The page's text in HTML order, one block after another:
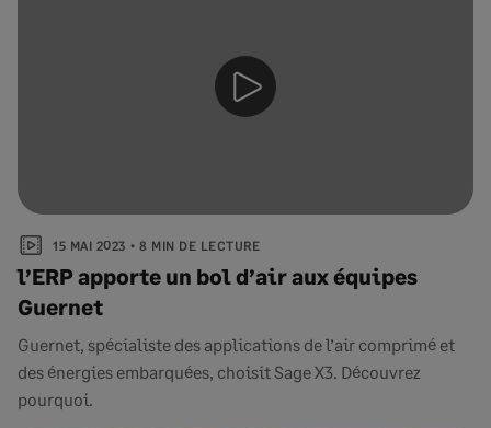
15 MAI 2023 8 MIN DE LECTURE
l’ERP apporte un bol d’air aux équipes
Guernet
Guernet, spécialiste des applications de l’air comprimé et
des énergies embarquées, choisit Sage X3. Découvrez
pourquoi.